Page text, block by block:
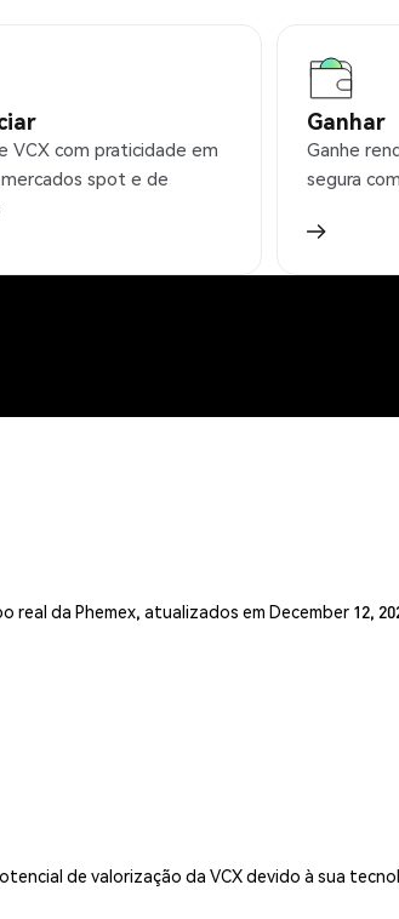
VCX com praticidade em
spot e de
Ganhar
Ganhe
segura
da Phemex, atualizados em December 12,
de valorização da VCX devido à sua